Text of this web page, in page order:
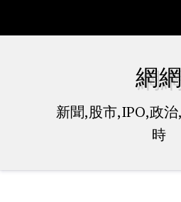
網
新聞,股市,IPO,政
時